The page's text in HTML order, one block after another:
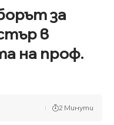
за
в
на проф.
2 Минути